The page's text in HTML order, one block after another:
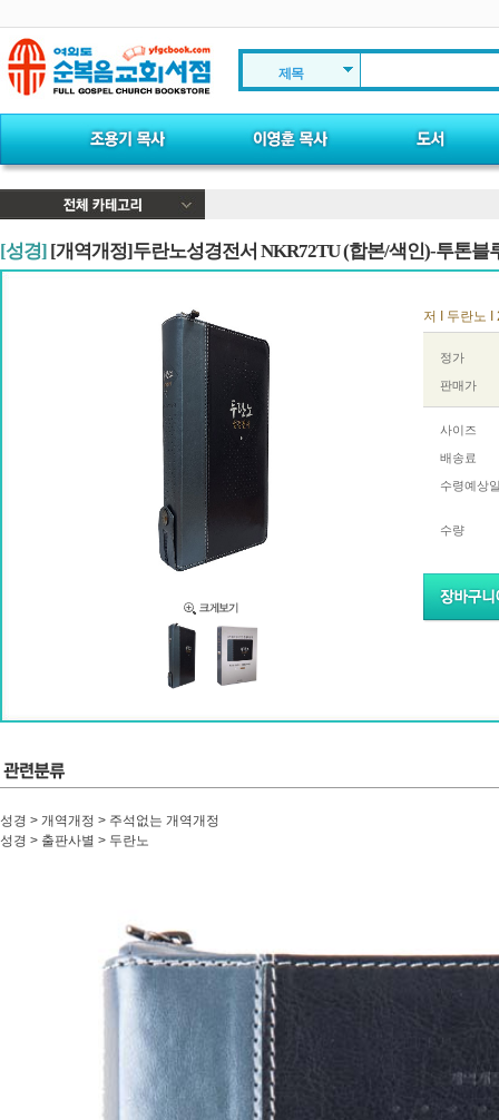
제목
[성경] [개역개정]두란노성경전서 NKR72TU (합본/색인)-투톤블
저 I 두란노
정가
판매가
사이즈
배송료
수령예상
수량
성경 > 개역개정 > 주석없는 개역개정
성경 > 출판사별 > 두란노